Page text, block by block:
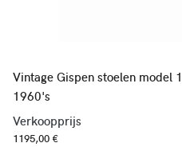
Vintage Gispen stoelen model
1960's
Verkoopprijs
1195,00 €